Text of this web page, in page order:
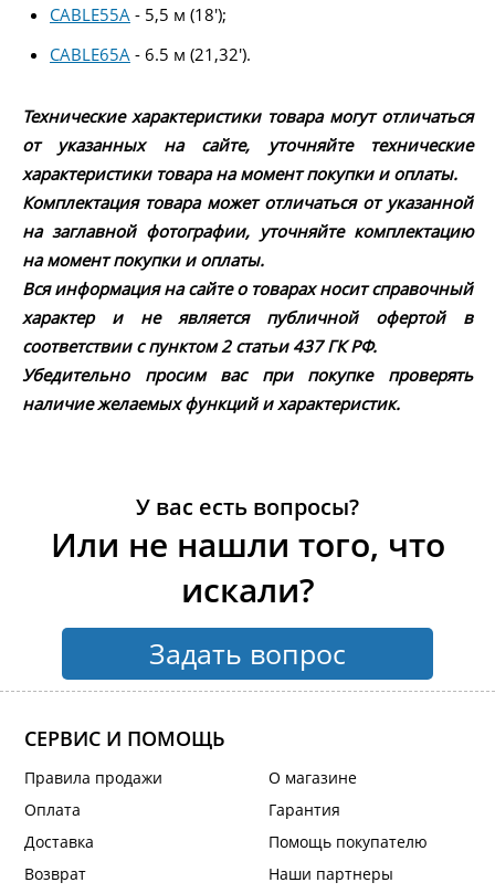
CABLE55A - 5,5 м (18′);
CABLE65A - 6.5 м (21,32′).
Технические характеристики товара могут отличаться
от указанных на сайте, уточняйте технические
характеристики товара на момент покупки и оплаты.
Комплектация товара может отличаться от указанной
на заглавной фотографии, уточняйте комплектацию
на момент покупки и оплаты.
Вся информация на сайте о товарах носит справочный
характер и не является публичной офертой в
соответствии с пунктом 2 статьи 437 ГК РФ.
Убедительно просим вас при покупке проверять
наличие желаемых функций и характеристик.
У вас есть вопросы?
Или не нашли того, что
искали?
Задать вопрос
СЕРВИС И ПОМОЩЬ
Правила продажи
Оплата
Доставка
Возврат
О магазине
Гарантия
Помощь покупателю
Наши партнеры